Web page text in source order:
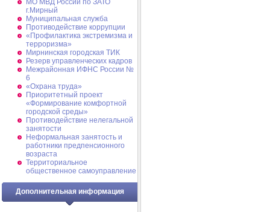
МО МВД России по ЗАТО
г.Мирный
Муниципальная cлужба
Противодействие коррупции
«Профилактика экстремизма и
терроризма»
Мирнинская городская ТИК
Резерв управленческих кадров
Межрайонная ИФНС России №
6
«Охрана труда»
Приоритетный проект
«Формирование комфортной
городской среды»
Противодействие нелегальной
занятости
Неформальная занятость и
работники предпенсионного
возраста
Территориальное
общественное самоуправление
Дополнительная информация